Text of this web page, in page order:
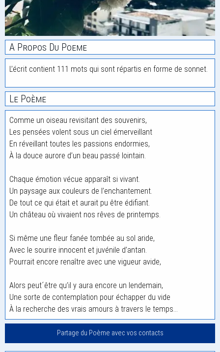
A Propos Du Poeme
L’écrit contient 111 mots qui sont répartis en forme de sonnet.
Le Poème
Comme un oiseau revisitant des souvenirs,
Les pensées volent sous un ciel émerveillant
En réveillant toutes les passions endormies,
À la douce aurore d’un beau passé lointain.
Chaque émotion vécue apparaît si vivant.
Un paysage aux couleurs de l’enchantement.
De tout ce qui était et aurait pu être édifiant.
Un château où vivaient nos rêves de printemps.
Si même une fleur fanée tombée au sol aride,
Avec le sourire innocent et juvénile d’antan.
Pourrait encore renaître avec une vigueur avide,
Alors peut´être qu’il y aura encore un lendemain,
Une sorte de contemplation pour échapper du vide
À la recherche des vrais amours à travers le temps…
Partage du Poème avec vos contacts